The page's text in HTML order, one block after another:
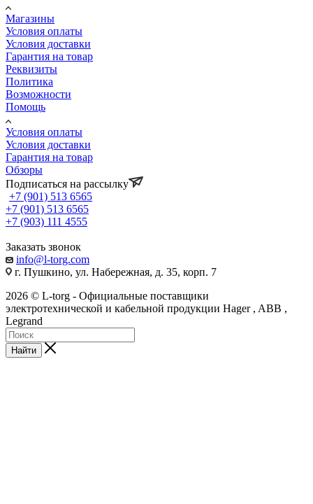
Магазины
Условия оплаты
Условия доставки
Гарантия на товар
Реквизиты
Политика
Возможности
Помощь
Условия оплаты
Условия доставки
Гарантия на товар
Обзоры
Подписаться на рассылку
+7 (901) 513 6565
+7 (901) 513 6565
+7 (903) 111 4555
Заказать звонок
info@l-torg.com
г. Пушкино, ул. Набережная, д. 35, корп. 7
2026 © L-torg - Официальные поставщики
электротехнической и кабельной продукции Hager , ABB ,
Legrand
Найти